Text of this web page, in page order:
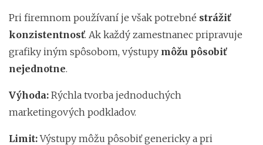
Pri firemnom používaní je však potrebné strážiť
konzistentnosť. Ak každý zamestnanec pripravuje
grafiky iným spôsobom, výstupy môžu pôsobiť
nejednotne.
Výhoda: Rýchla tvorba jednoduchých
marketingových podkladov.
Limit:Výstupy môžu pôsobiť genericky a pri